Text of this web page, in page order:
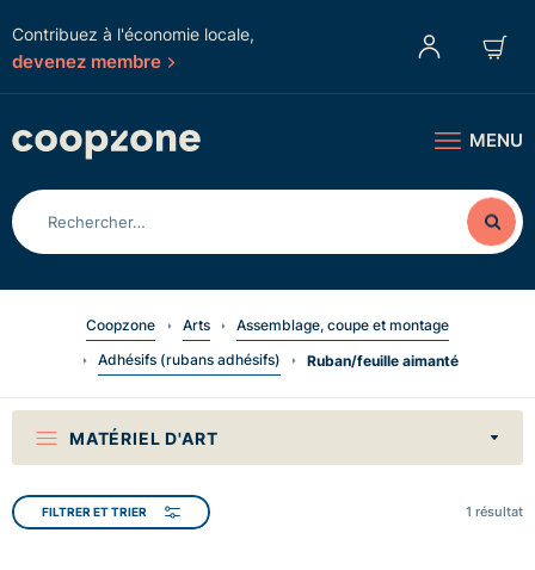
Contribuez à l'économie locale,
devenez membre
MENU
Coopzone Arts
Assemblage, coupe et montage
Adhésifs (rubans adhésifs)
Ruban/feuille aimanté
MATÉRIEL D'ART
FILTRER ET TRIER 1 résultat